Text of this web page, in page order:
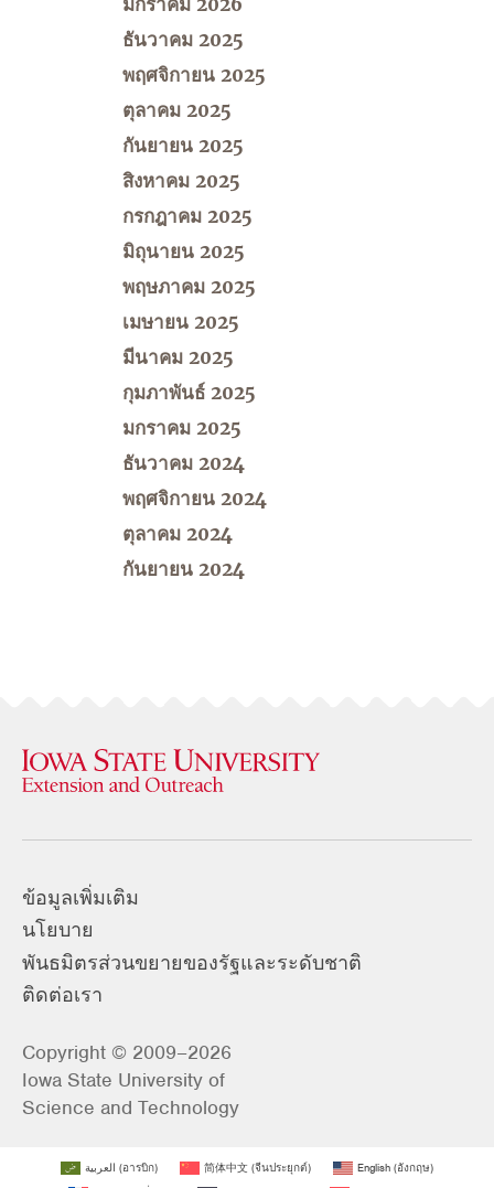
ธันวาคม 2025
พฤศจิกายน 2025
ตุลาคม 2025
กันยายน 2025
สิงหาคม 2025
กรกฎาคม 2025
มิถุนายน 2025
พฤษภาคม 2025
เมษายน 2025
มีนาคม 2025
กุมภาพันธ์ 2025
มกราคม 2025
ธันวาคม 2024
พฤศจิกายน 2024
ตุลาคม 2024
กันยายน 2024
ข้อมูลเพิ่มเติม
นโยบาย
พันธมิตรส่วนขยายของรัฐและระดับชาติ
ติดต่อเรา
Copyright © 2009–2026
Iowa State University of
Science and Technology
العربية (อารบิก) 简体中文 (จีนประยุกต์) English (อังกฤษ)